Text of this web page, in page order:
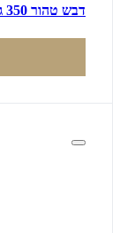
דבש טהור 350 גר